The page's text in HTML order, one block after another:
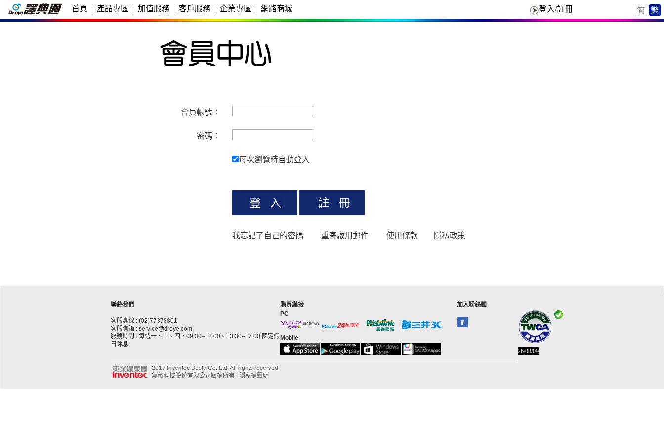
首頁 | 產品專區 | 加值服務 | 客戶服務 | 企業專區 | 網路商城 登入/註冊
會員帳號：
密碼：
每次瀏覽時自動登入
我忘記了自己的密碼 重寄啟用郵件 使用條款 隱私政策
聯絡我們
客服專線 : (02)77378801
客服信箱 : service@dreye.com
服務時間 : 每週一、二、四，09:30–12:00、13:30–17:00 國定假
日休息
購買鏈接
PC
Mobile
加入粉絲團
26/08/09
2017 Inventec Besta Co.,Ltd. All rights reserved
無敵科技股份有限公司版權所有
隱私權聲明